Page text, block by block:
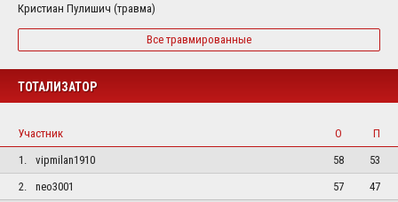
Кристиан Пулишич (травма)
Все травмированные
ТОТАЛИЗАТОР
Участник О
П
1.
vipmilan1910 58
53
2.
neo3001 57 47